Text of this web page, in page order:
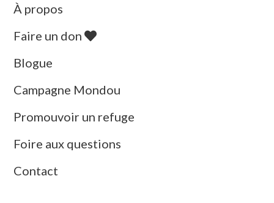
À propos
Faire un don
Blogue
Campagne Mondou
Promouvoir un refuge
Foire aux questions
Contact